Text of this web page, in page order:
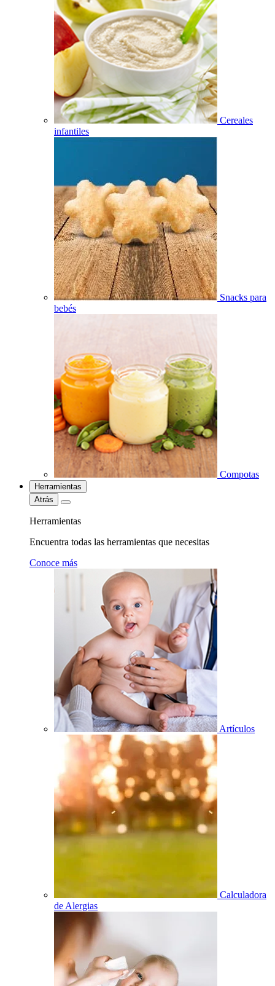
Cereales
infantiles
Snacks para
bebés
Compotas
Herramientas
Atrás
Herramientas
Encuentra todas las herramientas que necesitas
Conoce más
Artículos
Calculadora
de Alergias